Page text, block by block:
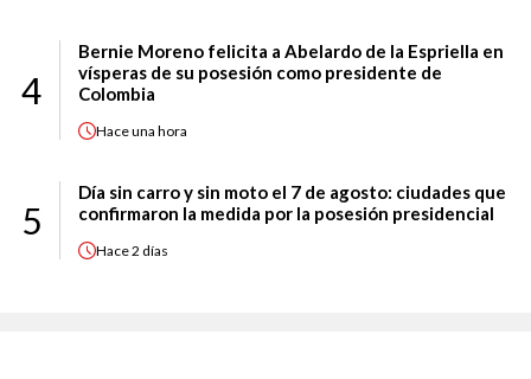
4
Bernie Moreno felicita a Abelardo de la Espriella en
vísperas de su posesión como presidente de
Colombia
Haceuna hora
5
Día sin carro y sin moto el 7 de agosto: ciudades que
confirmaron la medida por la posesión presidencial
Hace2 días